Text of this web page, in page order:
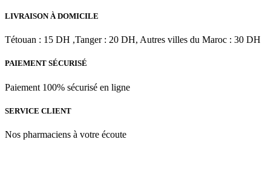
150
LIVRAISON À DOMICILE
Tétouan : 15 DH ,Tanger : 20 DH, Autres villes du Maroc : 30 DH
PAIEMENT SÉCURISÉ
Paiement 100% sécurisé en ligne
SERVICE CLIENT
Nos pharmaciens à votre écoute